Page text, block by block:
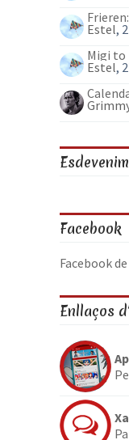
Estel,
Migi to
Estel,
Facebook
Facebook
Enllaços